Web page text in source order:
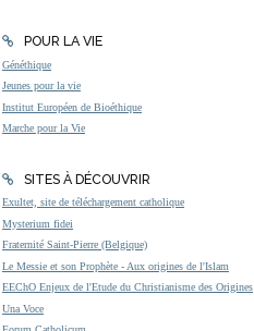
POUR LA VIE
Généthique
Jeunes pour la vie
Institut Européen de Bioéthique
Marche pour la Vie
SITES À DÉCOUVRIR
Exultet, site de téléchargement catholique
Mysterium fidei
Fraternité Saint-Pierre (Belgique)
Le Messie et son Prophète - Aux origines de l'Islam
EEChO Enjeux de l'Etude du Christianisme des Origines
Una Voce